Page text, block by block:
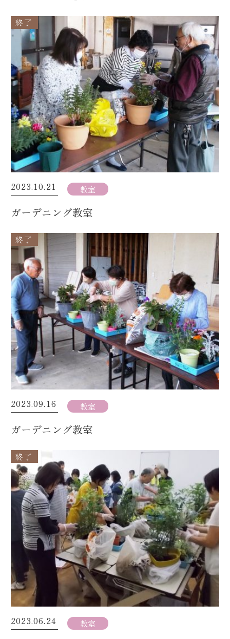
終了
2023.10.21 教室
ガーデニング教室
終了
2023.09.16 教室
ガーデニング教室
終了
2023.06.24 教室